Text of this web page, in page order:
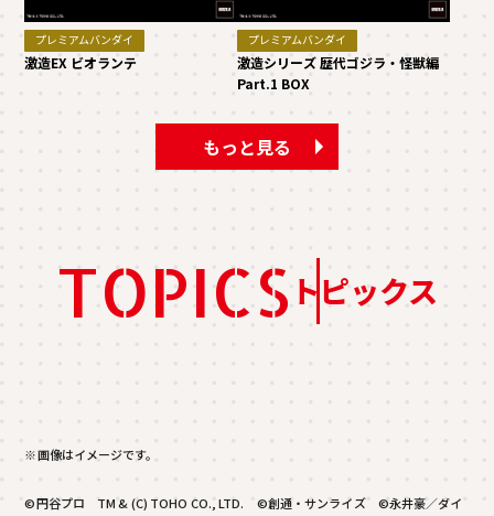
プレミアムバンダイ
激造EX ビオランテ
プレミアムバンダイ
激造シリーズ 歴代ゴジラ・怪獣編
Part.1 BOX
もっと見る
TOPICS トピックス
※画像はイメージです。
©円谷プロ TM & (C) TOHO CO., LTD. ©創通・サンライズ ©永井豪／ダイ